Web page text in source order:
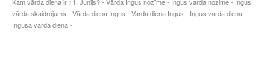
vārda skaidrojums - Vārda diena Ingus - Varda diena Ingus - Ingus varda diena -
Ingusa vārda diena -